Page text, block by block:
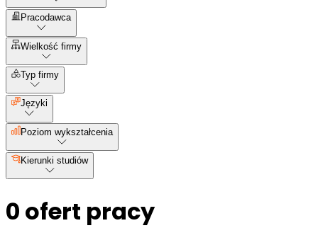
Pracodawca
Wielkość firmy
Typ firmy
Języki
Poziom wykształcenia
Kierunki studiów
0 ofert pracy